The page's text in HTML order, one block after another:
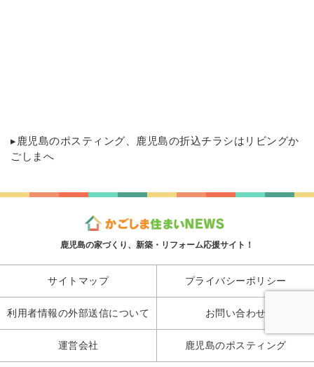
▸ 鹿児島のポスティング 、鹿児島の折込チラシはリビングか
ごしまへ
鹿児島の家づくり、新築・リフォーム応援サイト！
サイトマップ プライバシーポリシー
利用者情報の外部送信について お問い合わせ
運営会社 鹿児島のポスティング